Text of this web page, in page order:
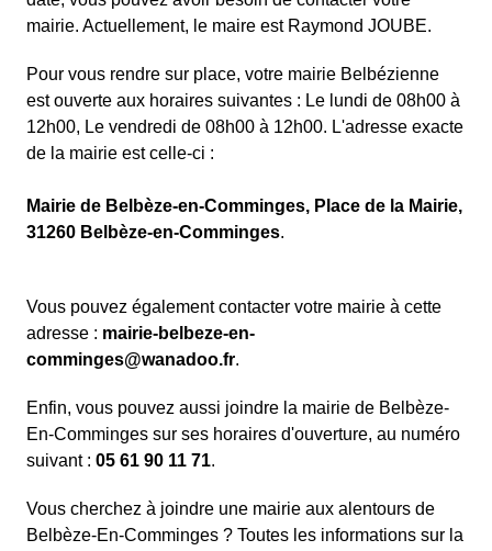
mairie. Actuellement, le maire est Raymond JOUBE.
Pour vous rendre sur place, votre mairie Belbézienne
est ouverte aux horaires suivantes : Le lundi de 08h00 à
12h00, Le vendredi de 08h00 à 12h00. L'adresse exacte
de la mairie est celle-ci :
Mairie de Belbèze-en-Comminges, Place de la Mairie,
31260 Belbèze-en-Comminges.
Vous pouvez également contacter votre mairie à cette
adresse : mairie-belbeze-en-
comminges@wanadoo.fr.
Enfin, vous pouvez aussi joindre la mairie de Belbèze-
En-Comminges sur ses horaires d'ouverture, au numéro
suivant : 05 61 90 11 71.
Vous cherchez à joindre une mairie aux alentours de
Belbèze-En-Comminges ? Toutes les informations sur la